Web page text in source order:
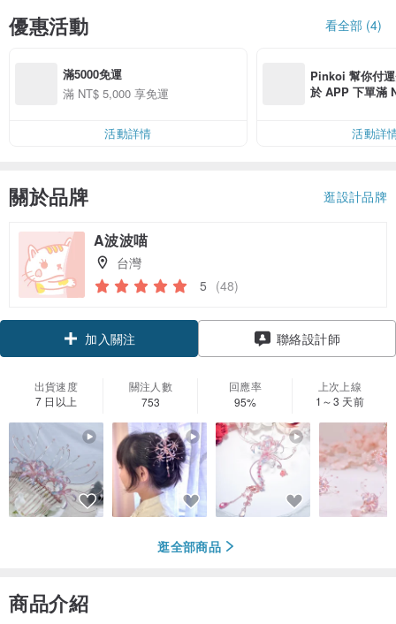
優惠活動 看全部 (4)
滿5000免運
滿 NT$ 5,000 享免運
活動詳情
Pinkoi 幫你付
於 APP 下單滿
活動詳
關於品牌 逛設計品牌
A波波喵
台灣
5 (48)
加入關注
聯絡設計師
出貨速度
7 日以上
關注人數
753
回應率
95%
上次上線
1～3 天前
逛全部商品
商品介紹